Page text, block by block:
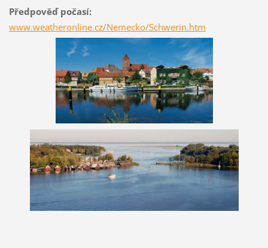
Předpověď počasí:
www.weatheronline.cz/Nemecko/Schwerin.htm